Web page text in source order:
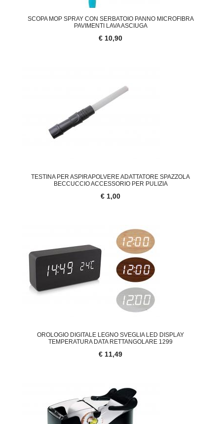
SCOPA MOP SPRAY CON SERBATOIO PANNO MICROFIBRA
PAVIMENTI LAVA ASCIUGA
€ 10,90
TESTINA PER ASPIRAPOLVERE ADATTATORE SPAZZOLA
BECCUCCIO ACCESSORIO PER PULIZIA
€ 1,00
OROLOGIO DIGITALE LEGNO SVEGLIA LED DISPLAY
TEMPERATURA DATA RETTANGOLARE 1299
€ 11,49